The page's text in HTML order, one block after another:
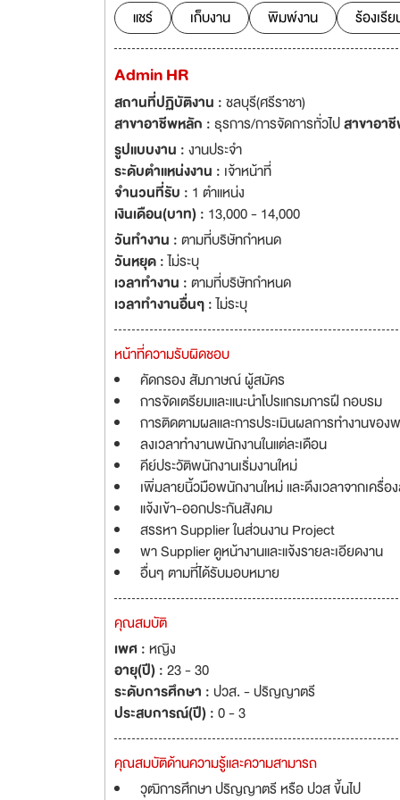
Corridor: EEC) ข
โครงการของเอเพ็
เพียบพร้อมและครบครัน APEX Apartment was founded in 2013by ESB2
SCCP group, a
next generation
แชร์ เก็บงาน พิมพ์งาน ร้องเรี
Admin HR
สถานที่ปฏิบัติงาน :ชลบุรี(ศรีราชา)
สาขาอาชีพหลัก : ธุรการ/การจัดการทั่วไปสาขาอา
รูปแบบงาน :งานประจำ
ระดับตำแหน่งงาน : เจ้าหน้าที่
จำนวนที่รับ : 1 ตำแหน่ง
เงินเดือน(บาท) : 13,000 - 14,000
วันทำงาน :ตามที่บริษัทกำหนด
วันหยุด :ไม่ระบุ
เวลาทำงาน :ตามที่บริษัทกำหนด
เวลาทำงานอื่นๆ :ไม่ระบุ
หน้าที่ความรับผิดชอบ
คัดกรอง สัมภาษณ์ ผู้สมัคร
การจัดเตรียมและแนะนำโปรแกรมการฝึ กอบรม
การติดตามผลและการประเมินผลการทำงานของ
ลงเวลาทำงานพนักงานในแต่ละเดือน
คีย์ประวัติพนักงานเริ่มงานใหม่
เพิ่มลายนิ้วมือพนักงานใหม่ และดึงเวลาจากเครื่อ
แจ้งเข้า-ออกประกันสังคม
สรรหา Supplier ในส่วนงาน Project
พา Supplier ดูหน้างานและแจ้งรายละเอียดงาน
อื่นๆ ตามที่ได้รับมอบหมาย
คุณสมบัติ
เพศ :หญิง
อายุ(ปี) :23 - 30
ระดับการศึกษา :ปวส. - ปริญญาตรี
ประสบการณ์(ปี) :0 - 3
คุณสมบัติด้านความรู้และความสามารถ
วุฒิการศึกษา ปริญญาตรี หรือ ปวส ขึ้นไป